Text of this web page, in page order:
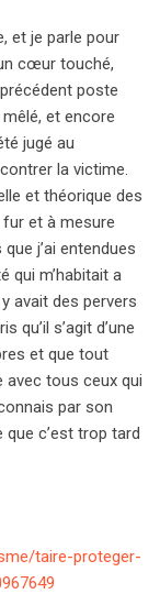
et je parle pour
cœur touché,
poste
mêlé, et encore
jugé au
la victime.
et théorique des
et à mesure
j’ai entendues
qui m’habitait a
avait des pervers
qu’il s’agit d’une
et que tout
avec tous ceux qui
par son
que c’est trop tard
taire-proteger-